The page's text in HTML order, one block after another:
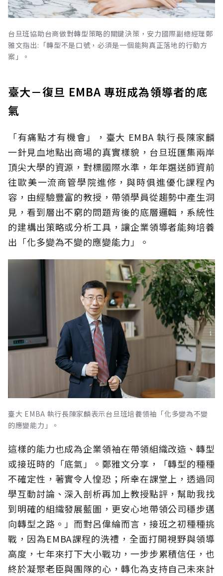
台旦班協助台商做對轉型策略的關鍵決策，安力國際副總經理鄭
雅文指出:「轉型不是口號，必須是一個能夠真正落地的行動方
案」。
臺大－復旦 EMBA 專班成為領導者的底
氣
「有痛點才有機會」，臺大 EMBA 執行長陳家麟
一針見血地點出商場的真實樣貌，台旦班匯集兩岸
頂尖大學的資源，對標國際水準，年年選送師資前
往歐美一流商管學院進修，與時俱進優化課程內
容，由經驗豐富的教授，帶領學員從趨勢中產生洞
見，看到層出不窮的問題背後的底層邏輯，系統性
的建構出策略或分析工具，讓企業領導者能夠培養
出「化多變為不變的應變能力」。
臺大 EMBA 執行長陳家麟表示台旦班培養領袖「化多變為不變
的應變能力」。
這樣的能力也成為企業領袖在帶領組織改造、轉型
或接班時的「底氣」。鄭雅文分享，「轉型的種種
不確定性，著實令人惶恐；所幸在課堂上，透過同
學互動討論、深入剖析再加上教授點評，幫助我找
到明確的組織發展藍圖，更安心地帶領公司穩步邁
向轉型之路。」而對呂偉綸而言，接班之初種種挑
戰，因為EMBA課程的洗禮，全面打開視野與領導
高度，七年來打下大小戰功，一步步累積信任，也
終於凝聚老臣與團隊的心，轉化為支持自己未來計